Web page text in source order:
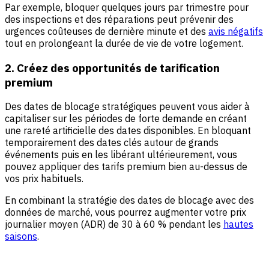
Par exemple, bloquer quelques jours par trimestre pour
des inspections et des réparations peut prévenir des
urgences coûteuses de dernière minute et des avis négatifs
tout en prolongeant la durée de vie de votre logement.
2. Créez des opportunités de tarification
premium
Des dates de blocage stratégiques peuvent vous aider à
capitaliser sur les périodes de forte demande en créant
une rareté artificielle des dates disponibles. En bloquant
temporairement des dates clés autour de grands
événements puis en les libérant ultérieurement, vous
pouvez appliquer des tarifs premium bien au-dessus de
vos prix habituels.
En combinant la stratégie des dates de blocage avec des
données de marché, vous pourrez augmenter votre prix
journalier moyen (ADR) de 30 à 60 % pendant les hautes
saisons.